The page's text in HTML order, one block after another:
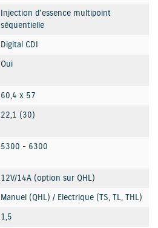
Injection d'essence multipoint
séquentielle
Digital CDI
Oui
60,4 x 57
22,1 (30)
5300 - 6300
12V/14A (option sur QHL)
Manuel (QHL) / Electrique (TS, TL, THL)
1,5